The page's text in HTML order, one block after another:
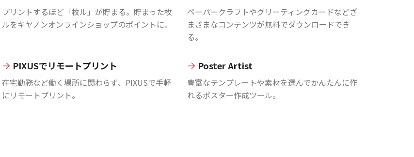
プリントするほど「枚ル」が貯まる。貯まった枚
ルをキヤノンオンラインショップのポイントに。
ペーパークラフトやグリーティングカードなどざ
まざまなコンテンツが無料でダウンロードでき
る。
PIXUSでリモートプリント
在宅勤務など働く場所に関わらず、PIXUSで手軽
にリモートプリント。
Poster Artist
豊富なテンプレートや素材を選んでかんたんに作
れるポスター作成ツール。